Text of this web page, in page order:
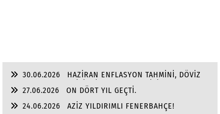
30.06.2026
HAZİRAN ENFLASYON TAHMİNİ, DÖVİZ
VE ALTINDA YILIN, İKİNCİ YARI BEKLENTİSİ!
27.06.2026
ON DÖRT YIL GEÇTİ.
24.06.2026
AZİZ YILDIRIMLI FENERBAHÇE!